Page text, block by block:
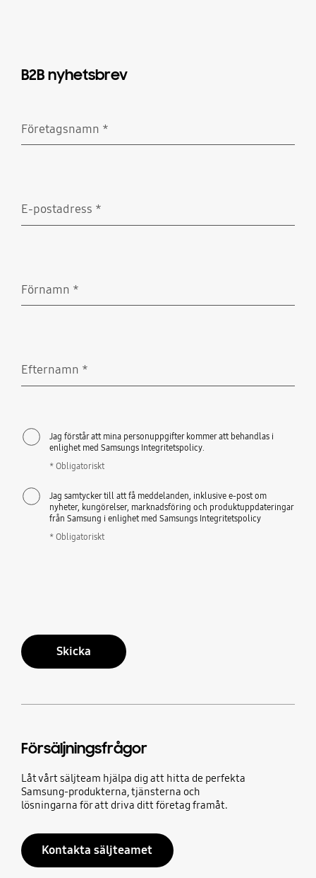
B2B nyhetsbrev
Företagsnamn *
E-postadress *
Förnamn *
Efternamn *
Jag förstår att mina personuppgifter kommer att behandlas i
enlighet med Samsungs Integritetspolicy.
* Obligatoriskt
Jag samtycker till att få meddelanden, inklusive e-post om
nyheter, kungörelser, marknadsföring och produktuppdateringar
från Samsung i enlighet med Samsungs Integritetspolicy
* Obligatoriskt
Skicka
Försäljningsfrågor
Låt vårt säljteam hjälpa dig att hitta de perfekta
Samsung-produkterna, tjänsterna och
lösningarna för att driva ditt företag framåt.
Kontakta säljteamet